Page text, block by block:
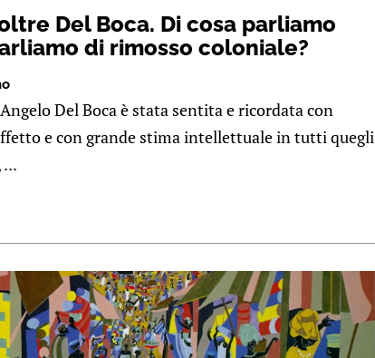
Del Boca. Di cosa parliamo
di rimosso coloniale?
Del Boca è stata sentita e ricordata con
e con grande stima intellettuale in tutti quegli